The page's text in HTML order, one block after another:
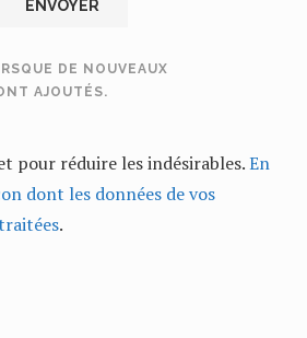
DE NOUVEAUX
AJOUTÉS.
pour réduire les indésirables.En
dont les données de vos
.